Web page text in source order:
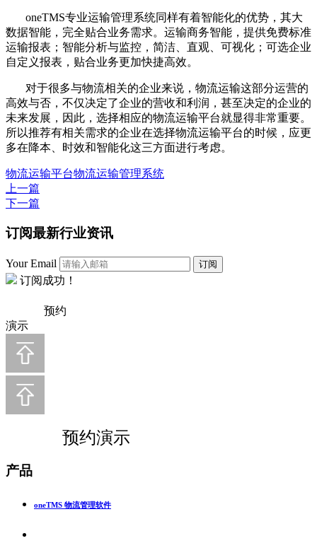
oneTMS专业运输管理系统同样有着智能化的优势，其大
数据智能，完全贴合业务需求。运输商务智能，提供免费标准
运输报表；智能分析与监控，简洁、直观、可视化；可选企业
自定义报表，贴合业务更加快捷高效。
对于很多与物流相关的企业来说，物流运输这部分运营的
高效与否，不仅决定了企业的营收和利润，甚至决定的企业的
未来发展，因此，选择相应的物流运输平台就显得非常重要。
所以推荐有相关需求的企业在选择物流运输平台的时候，应更
多在降本、时效和智能化这三方面进行考虑。
物流运输平台物流运输管理系统
上一篇
下一篇
订阅最新行业资讯
Your Email 订阅
订阅成功！
预约
演示
预约演示
产品
oneTMS 物流管理软件